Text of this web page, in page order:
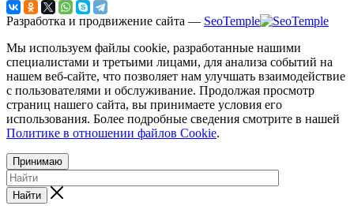
Разработка и продвижение сайта — SeoTemple
Мы используем файлы cookie, разработанные нашими
специалистами и третьими лицами, для анализа событий на
нашем веб-сайте, что позволяет нам улучшать взаимодействие
с пользователями и обслуживание. Продолжая просмотр
страниц нашего сайта, вы принимаете условия его
использования. Более подробные сведения смотрите в нашей
Политике в отношении файлов Cookie.
Принимаю
Найти